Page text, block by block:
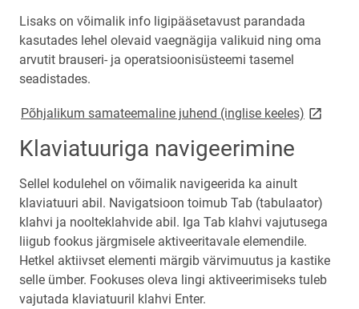
Lisaks on võimalik info ligipääsetavust parandada
kasutades lehel olevaid vaegnägija valikuid ning oma
arvutit brauseri- ja operatsioonisüsteemi tasemel
seadistades.
Põhjalikum samateemaline juhend (inglise keeles) link
Klaviatuuriga navigeerimine
Sellel kodulehel on võimalik navigeerida ka ainult
klaviatuuri abil. Navigatsioon toimub Tab (tabulaator)
klahvi ja noolteklahvide abil. Iga Tab klahvi vajutusega
liigub fookus järgmisele aktiveeritavale elemendile.
Hetkel aktiivset elementi märgib värvimuutus ja kastike
selle ümber. Fookuses oleva lingi aktiveerimiseks tuleb
vajutada klaviatuuril klahvi Enter.